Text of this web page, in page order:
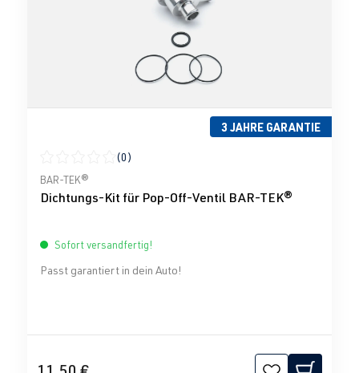
3 JAHRE GARANTIE
Durchschnittliche Bewertung von 0 von 5 Sternen
(0)
BAR-TEK®
Dichtungs-Kit für Pop-Off-Ventil BAR-TEK®
Sofort versandfertig!
Passt garantiert in dein Auto!